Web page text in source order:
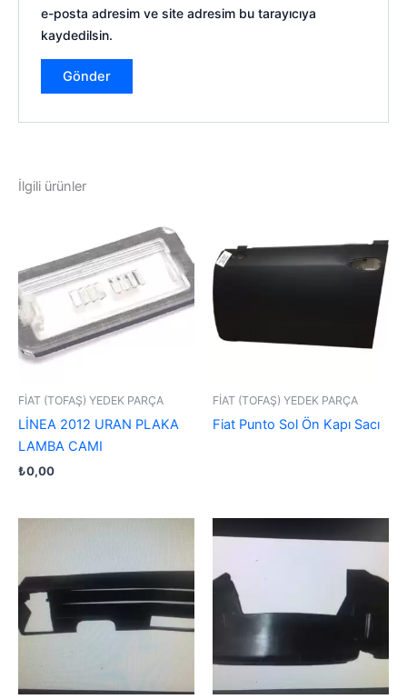
e-posta adresim ve site adresim bu tarayıcıya
kaydedilsin.
İlgili ürünler
FİAT (TOFAŞ) YEDEK PARÇA
LİNEA 2012 URAN PLAKA
LAMBA CAMI
₺0,00
FİAT (TOFAŞ) YEDEK PARÇA
Fiat Punto Sol Ön Kapı Sacı